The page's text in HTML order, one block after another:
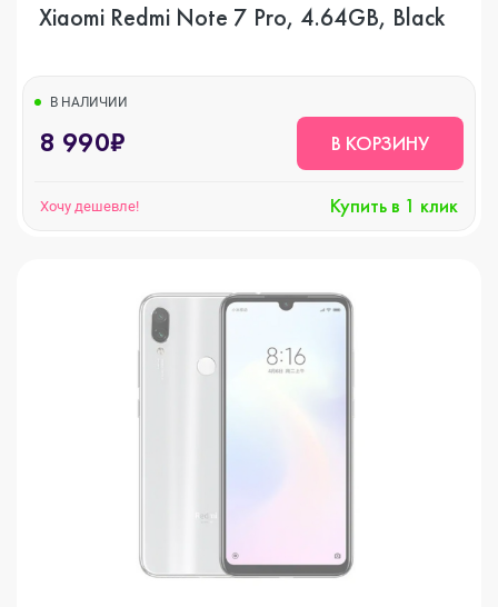
Xiaomi Redmi Note 7 Pro, 4.64GB, Black
В НАЛИЧИИ
8 990₽ В КОРЗИНУ
Хочу дешевле! Купить в 1 клик